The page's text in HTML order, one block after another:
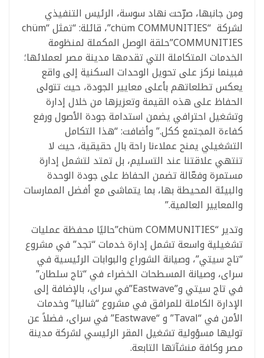
ومن جانبها، صرّحت نهاد سوسة، الرئيس التنفيذي
لشركة “chüm COMMUNITIES”، قائلة: “تمثل “chüm
COMMUNITIES”حلقة الوصل المكملة لمنظومة
الخدمات المتكاملة التي تقدمها مدينة مصر لعملائها؛
فبينما نركز على تحويل الوحدات السكنية إلى واقع
يعكس تطلعاتهم بأعلى معايير الجودة، حيث تتولى
الحفاظ على هذه القيمة وتعزيزها من خلال إدارة
وتشغيل احترافي يضمن استدامة جودة الأصول ورفع
كفاءة المجتمع ككل.” وأضافت: “هذا التكامل
التشغيلي يمنح عملاءنا راحة بال حقيقية، حيث لا
تنتهي علاقتنا عند التسليم، بل تمتد لتشمل إدارة
مستمرة وفعّالة تضمن الحفاظ على جودة الوحدة
والبيئة المحيطة بها، بما يتماشى مع أفضل الممارسات
والمعايير العالمية.”
وتدير “chüm COMMUNITIES”حاليًا محفظة عمليات
تشغيلية واسعة تشمل إدارة خدمات “تجد” في مشروع
“تاج سيتي”، وصيانة الشوراع والبوابات الرئيسية في
سراى، وصيانة المسطحات الخضراء في “تاج سلطان”
في تاج سيتي و”Eastwave”في سراى، بالإضافة إلى
الإدارة الكاملة للمرافق في مشروع “شاليا” وخدمات
الأمن في “Taval” و “Eastwave” في سراى، فضلاً عن
توليها مسؤولية تشغيل المقر الرئيسي لشركة مدينة
مصر وكافة منشآتها التابعة.